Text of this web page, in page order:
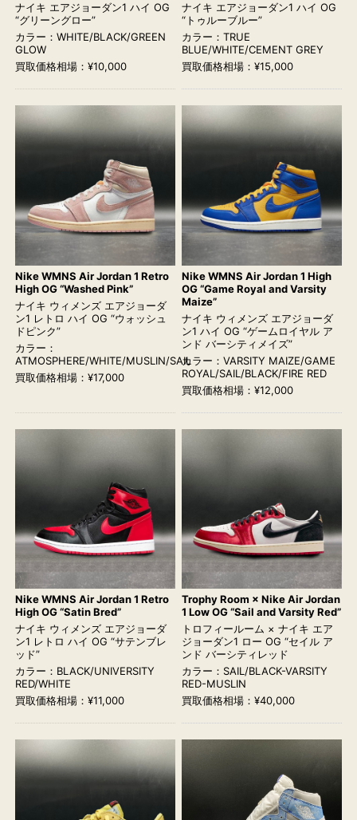
ナイキ エアジョーダン1 ハイ OG
“グリーングロー”
カラー：WHITE/BLACK/GREEN
GLOW
買取価格相場：¥10,000
ナイキ エアジョーダン1 ハイ OG
“トゥルーブルー”
カラー：TRUE
BLUE/WHITE/CEMENT GREY
買取価格相場：¥15,000
Nike WMNS Air Jordan 1 Retro
High OG “Washed Pink”
ナイキ ウィメンズ エアジョーダ
ン1 レトロ ハイ OG “ウォッシュ
ドピンク”
カラー：
ATMOSPHERE/WHITE/MUSLIN/SAIL
買取価格相場：¥17,000
Nike WMNS Air Jordan 1 High
OG “Game Royal and Varsity
Maize”
ナイキ ウィメンズ エアジョーダ
ン1 ハイ OG “ゲームロイヤル ア
ンド バーシティメイズ”
カラー：VARSITY MAIZE/GAME
ROYAL/SAIL/BLACK/FIRE RED
買取価格相場：¥12,000
Nike WMNS Air Jordan 1 Retro
High OG “Satin Bred”
ナイキ ウィメンズ エアジョーダ
ン1 レトロ ハイ OG “サテンブレ
ッド”
カラー：BLACK/UNIVERSITY
RED/WHITE
買取価格相場：¥11,000
Trophy Room × Nike Air Jordan
1 Low OG “Sail and Varsity Red”
トロフィールーム × ナイキ エア
ジョーダン1 ロー OG “セイル ア
ンド バーシティレッド
カラー：SAIL/BLACK-VARSITY
RED-MUSLIN
買取価格相場：¥40,000